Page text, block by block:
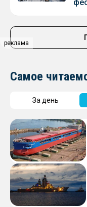
реклама
Самое
За день